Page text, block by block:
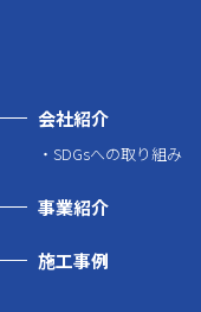
会社紹介
SDGsへの取り組み
事業紹介
施工事例